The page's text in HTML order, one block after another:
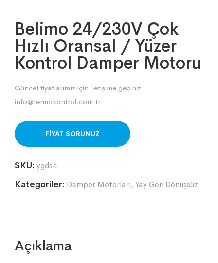
Belimo 24/230V Çok
Hızlı Oransal / Yüzer
Kontrol Damper Motoru
Güncel fiyatlarımız için iletişime geçiniz
info@termokontrol.com.tr
ORDER ON WHATSAPP
SKU: ygds4
Kategoriler: Damper Motorları, Yay Geri Dönüşsüz
Açıklama